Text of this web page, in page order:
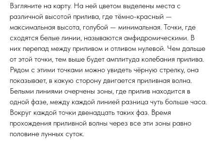
Взгляните на карту. На ней цветом выделены места с
различной высотой прилива, где тёмно-красный —
максимальная высота, голубой — минимальная. Точки, где
сходятся белые линии, называются амфидромическими. В
них перепад между приливом и отливом нулевой. Чем дальше
от этой точки, тем выше будет амплитуда колебания прилива.
Рядом с этими точками можно увидеть чёрную стрелку, она
показывает, в какую сторону двигается приливная волна.
Белыми линиями очерчены зоны, где прилив находится в
одной фазе, между каждой линией разница чуть больше часа.
Вокруг каждой точки двенадцать таких фаз. Время
прохождения приливной волны через все эти зоны равно
половине лунных суток.